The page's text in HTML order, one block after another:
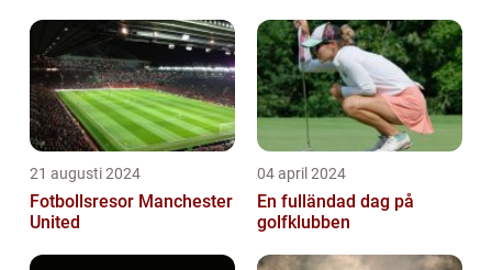
21 augusti 2024
Fotbollsresor Manchester
United
04 april 2024
En fulländad dag på
golfklubben